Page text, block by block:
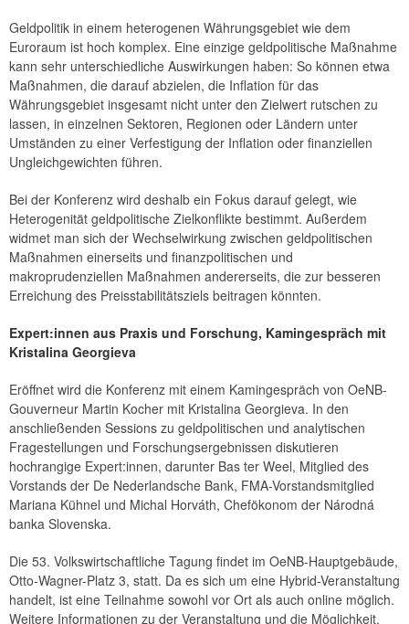
Geldpolitik in einem heterogenen Währungsgebiet wie dem
Euroraum ist hoch komplex. Eine einzige geldpolitische Maßnahme
kann sehr unterschiedliche Auswirkungen haben: So können etwa
Maßnahmen, die darauf abzielen, die Inflation für das
Währungsgebiet insgesamt nicht unter den Zielwert rutschen zu
lassen, in einzelnen Sektoren, Regionen oder Ländern unter
Umständen zu einer Verfestigung der Inflation oder finanziellen
Ungleichgewichten führen.
Bei der Konferenz wird deshalb ein Fokus darauf gelegt, wie
Heterogenität geldpolitische Zielkonflikte bestimmt. Außerdem
widmet man sich der Wechselwirkung zwischen geldpolitischen
Maßnahmen einerseits und finanzpolitischen und
makroprudenziellen Maßnahmen andererseits, die zur besseren
Erreichung des Preisstabilitätsziels beitragen könnten.
Expert:innen aus Praxis und Forschung, Kamingespräch mit
Kristalina Georgieva
Eröffnet wird die Konferenz mit einem Kamingespräch von OeNB-
Gouverneur Martin Kocher mit Kristalina Georgieva. In den
anschließenden Sessions zu geldpolitischen und analytischen
Fragestellungen und Forschungsergebnissen diskutieren
hochrangige Expert:innen, darunter Bas ter Weel, Mitglied des
Vorstands der De Nederlandsche Bank, FMA-Vorstandsmitglied
Mariana Kühnel und Michal Horváth, Chefökonom der Národná
banka Slovenska.
Die 53. Volkswirtschaftliche Tagung findet im OeNB-Hauptgebäude,
Otto-Wagner-Platz 3, statt. Da es sich um eine Hybrid-Veranstaltung
handelt, ist eine Teilnahme sowohl vor Ort als auch online möglich.
Weitere Informationen zu der Veranstaltung und die Möglichkeit,